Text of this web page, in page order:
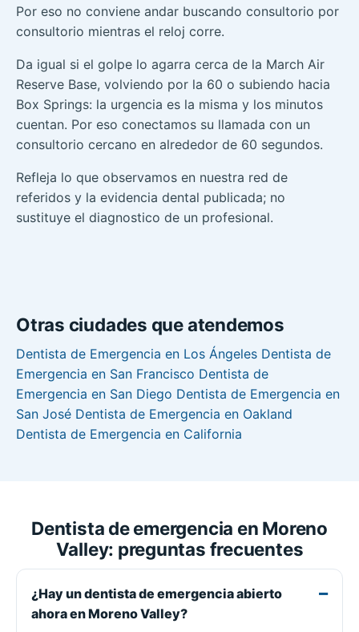
Por eso no conviene andar buscando consultorio por
consultorio mientras el reloj corre.
Da igual si el golpe lo agarra cerca de la March Air
Reserve Base, volviendo por la 60 o subiendo hacia
Box Springs: la urgencia es la misma y los minutos
cuentan. Por eso conectamos su llamada con un
consultorio cercano en alrededor de 60 segundos.
Refleja lo que observamos en nuestra red de
referidos y la evidencia dental publicada; no
sustituye el diagnostico de un profesional.
Otras ciudades que atendemos
Dentista de Emergencia en Los Ángeles Dentista de
Emergencia en San Francisco Dentista de
Emergencia en San Diego Dentista de Emergencia en
San José Dentista de Emergencia en Oakland
Dentista de Emergencia en California
Dentista de emergencia en Moreno
Valley: preguntas frecuentes
¿Hay un dentista de emergencia abierto
ahora en Moreno Valley?